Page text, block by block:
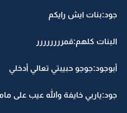
جود:بنات ايش رايكم
البنات كلهم:قمرررررررر
أبوجود:جوجو حبيبتي تعالي أدخلي
جود:ياربي خايفة والله عيب على